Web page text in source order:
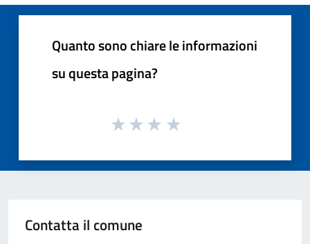
Quanto sono chiare le informazioni
su questa pagina?
Contatta il comune